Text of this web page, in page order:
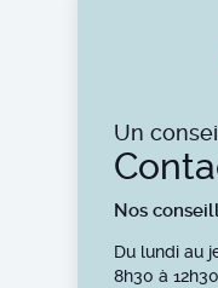
Un
Nos
Du lundi au
8h30 à